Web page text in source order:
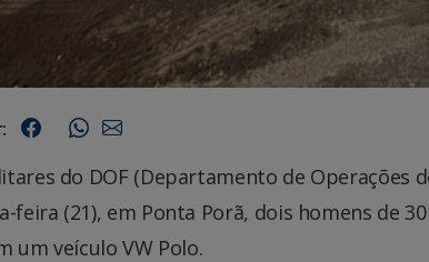
do DOF (Departamento de Operações
feira (21), em Ponta Porã, dois homens de
um veículo VW Polo.